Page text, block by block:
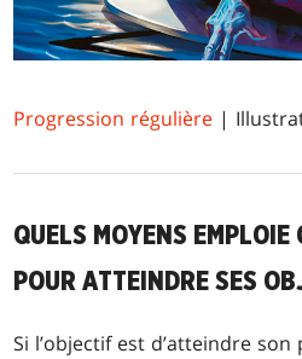
Progression régulière |
QUELS MOYENS EMPLOIE
POUR ATTEINDRE SES
Si l’objectif est d’atteindre